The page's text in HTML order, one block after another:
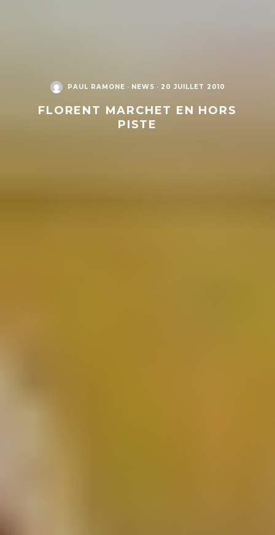
PAUL RAMONE · NEWS · 20 JUILLET 2010
FLORENT MARCHET EN HORS
PISTE